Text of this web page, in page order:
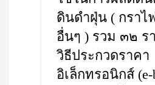
ดินดำฝุ่น ( กราไ
อื่นๆ ) รวม ๓๒ ร
วิธีประกวดราคา
อิเล็กทรอนิกส์ (e-